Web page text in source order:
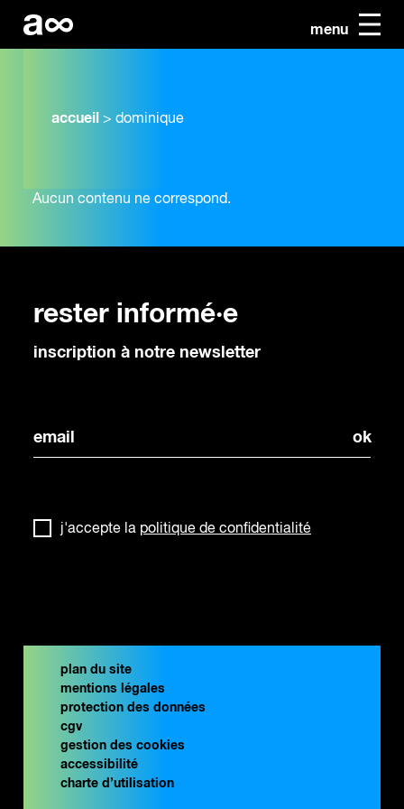
menu
accueil > dominique
Aucun contenu ne correspond.
rester informé·e
inscription à notre newsletter
j'accepte la politique de confidentialité
plan du site
mentions légales
protection des données
cgv
gestion des cookies
accessibilité
charte d’utilisation